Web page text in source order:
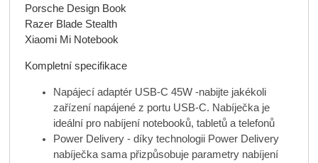
Porsche Design Book
Razer Blade Stealth
Xiaomi Mi Notebook
Kompletní specifikace
Napájecí adaptér USB-C 45W -nabijte jakékoli
zařízení napájené z portu USB-C. Nabíječka je
ideální pro nabíjení notebooků, tabletů a telefonů
Power Delivery - díky technologii Power Delivery
nabíječka sama přizpůsobuje parametry nabíjení